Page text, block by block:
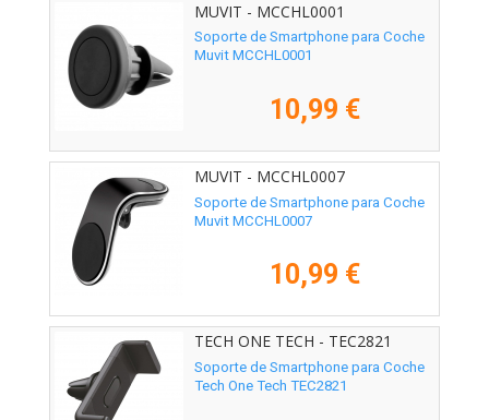
MUVIT - MCCHL0001
Soporte de Smartphone para Coche
Muvit MCCHL0001
10,99 €
MUVIT - MCCHL0007
Soporte de Smartphone para Coche
Muvit MCCHL0007
10,99 €
TECH ONE TECH - TEC2821
Soporte de Smartphone para Coche
Tech One Tech TEC2821